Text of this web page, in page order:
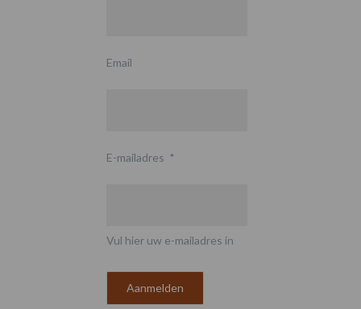
Email
E-mailadres *
Vul hier uw e-mailadres in